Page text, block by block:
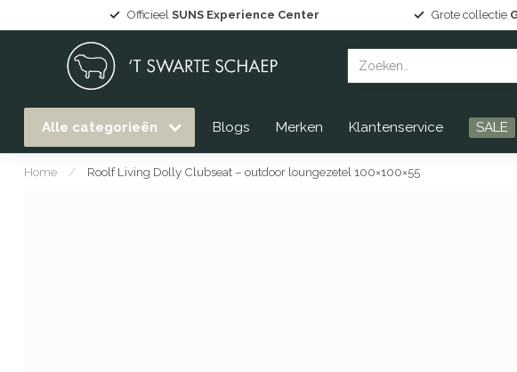
Grote collectieGommaire tuinmeubelenuit voorraad leverbaar
Alle categorieën Blogs Merken Klantenservice SALE
Home / Roolf Living Dolly Clubseat – outdoor loungezetel 100×100×55